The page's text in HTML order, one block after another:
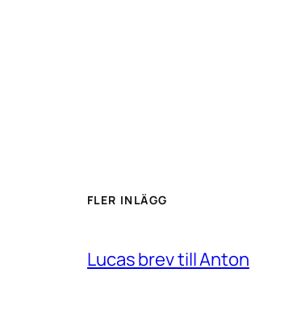
FLER INLÄGG
Lucas brev till Anton